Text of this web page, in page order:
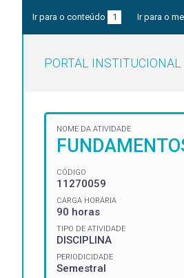
Ir para o conteúdo 1 Ir para o
PORTAL INSTITUCIONAL
NOME DA ATIVIDADE
CÓDIGO
11270059
CARGA HORÁRIA
90 horas
TIPO DE ATIVIDADE
DISCIPLINA
PERIODICIDADE
Semestral